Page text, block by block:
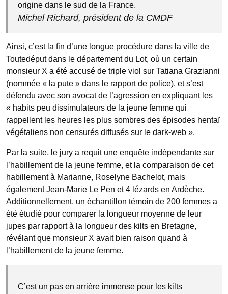
origine dans le sud de la France.
Michel Richard, président de la CMDF
Ainsi, c’est la fin d’une longue procédure dans la ville de
Toutedéput dans le département du Lot, où un certain
monsieur X a été accusé de triple viol sur Tatiana Grazianni
(nommée « la pute » dans le rapport de police), et s’est
défendu avec son avocat de l’agression en expliquant les
« habits peu dissimulateurs de la jeune femme qui
rappellent les heures les plus sombres des épisodes hentaï
végétaliens non censurés diffusés sur le dark-web ».
Par la suite, le jury a requit une enquête indépendante sur
l’habillement de la jeune femme, et la comparaison de cet
habillement à Marianne, Roselyne Bachelot, mais
également Jean-Marie Le Pen et 4 lézards en Ardèche.
Additionnellement, un échantillon témoin de 200 femmes a
été étudié pour comparer la longueur moyenne de leur
jupes par rapport à la longueur des kilts en Bretagne,
révélant que monsieur X avait bien raison quand à
l’habillement de la jeune femme.
C’est un pas en arrière immense pour les kilts